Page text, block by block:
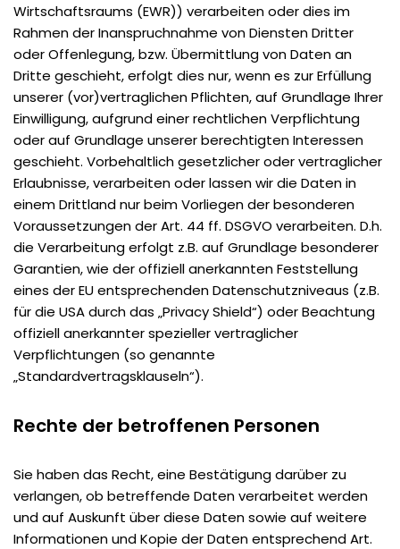
Wirtschaftsraums (EWR)) verarbeiten oder dies im
Rahmen der Inanspruchnahme von Diensten Dritter
oder Offenlegung, bzw. Übermittlung von Daten an
Dritte geschieht, erfolgt dies nur, wenn es zur Erfüllung
unserer (vor)vertraglichen Pflichten, auf Grundlage Ihrer
Einwilligung, aufgrund einer rechtlichen Verpflichtung
oder auf Grundlage unserer berechtigten Interessen
geschieht. Vorbehaltlich gesetzlicher oder vertraglicher
Erlaubnisse, verarbeiten oder lassen wir die Daten in
einem Drittland nur beim Vorliegen der besonderen
Voraussetzungen der Art. 44 ff. DSGVO verarbeiten. D.h.
die Verarbeitung erfolgt z.B. auf Grundlage besonderer
Garantien, wie der offiziell anerkannten Feststellung
eines der EU entsprechenden Datenschutzniveaus (z.B.
für die USA durch das „Privacy Shield“) oder Beachtung
offiziell anerkannter spezieller vertraglicher
Verpflichtungen (so genannte
„Standardvertragsklauseln“).
Rechte der betroffenen Personen
Sie haben das Recht, eine Bestätigung darüber zu
verlangen, ob betreffende Daten verarbeitet werden
und auf Auskunft über diese Daten sowie auf weitere
Informationen und Kopie der Daten entsprechend Art.